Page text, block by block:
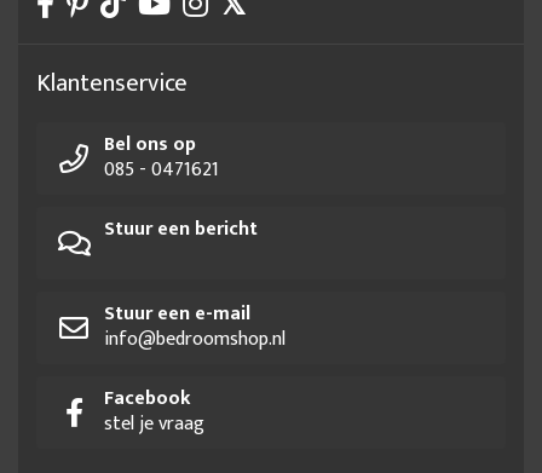
Klantenservice
Bel ons op
085 - 0471621
Stuur een bericht
Stuur een e-mail
info@bedroomshop.nl
Facebook
stel je vraag